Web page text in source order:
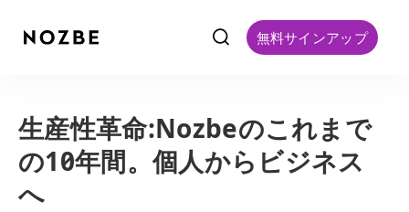
f 無料サインアップ
生産性革命:Nozbeのこれまで
の10年間。個人からビジネス
へ